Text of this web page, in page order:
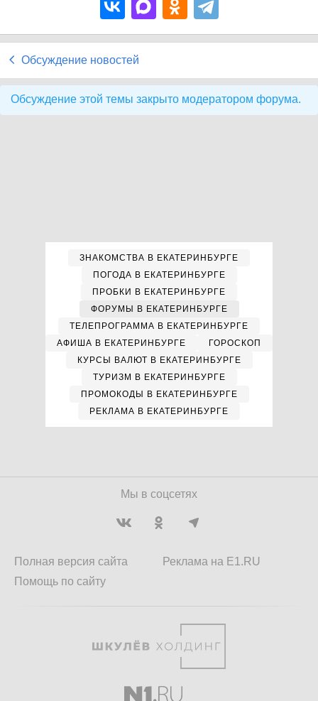
Обсуждение новостей
Обсуждение этой темы закрыто модератором форума.
ЗНАКОМСТВА В ЕКАТЕРИНБУРГЕ
ПОГОДА В ЕКАТЕРИНБУРГЕ
ПРОБКИ В ЕКАТЕРИНБУРГЕ
ФОРУМЫ В ЕКАТЕРИНБУРГЕ
ТЕЛЕПРОГРАММА В ЕКАТЕРИНБУРГЕ
АФИША В ЕКАТЕРИНБУРГЕ
ГОРОСКОП
КУРСЫ ВАЛЮТ В ЕКАТЕРИНБУРГЕ
ТУРИЗМ В ЕКАТЕРИНБУРГЕ
ПРОМОКОДЫ В ЕКАТЕРИНБУРГЕ
РЕКЛАМА В ЕКАТЕРИНБУРГЕ
Мы в соцсетях
Полная версия сайта
Помощь по сайту
Реклама на E1.RU